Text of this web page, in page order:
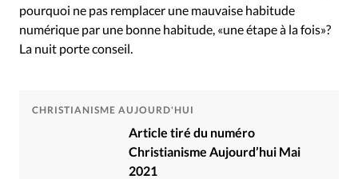
pourquoi ne pas remplacer une mauvaise habitude
numérique par une bonne habitude, «une étape à la fois»?
La nuit porte conseil.
CHRISTIANISME AUJOURD'HUI
Article tiré du numéro
Christianisme Aujourd’hui Mai
2021